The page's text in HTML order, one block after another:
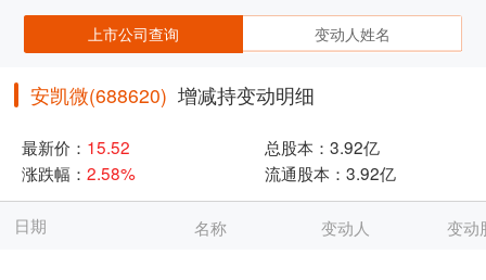
上市公司查询 变动人姓名
安凯微(688620) 增减持变动明细
最新价： 15.52 总股本： 3.92亿
涨跌幅： 2.58% 流通股本： 3.92亿
日期 名称 变动人 变动